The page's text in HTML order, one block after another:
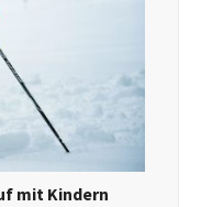
mit Kindern